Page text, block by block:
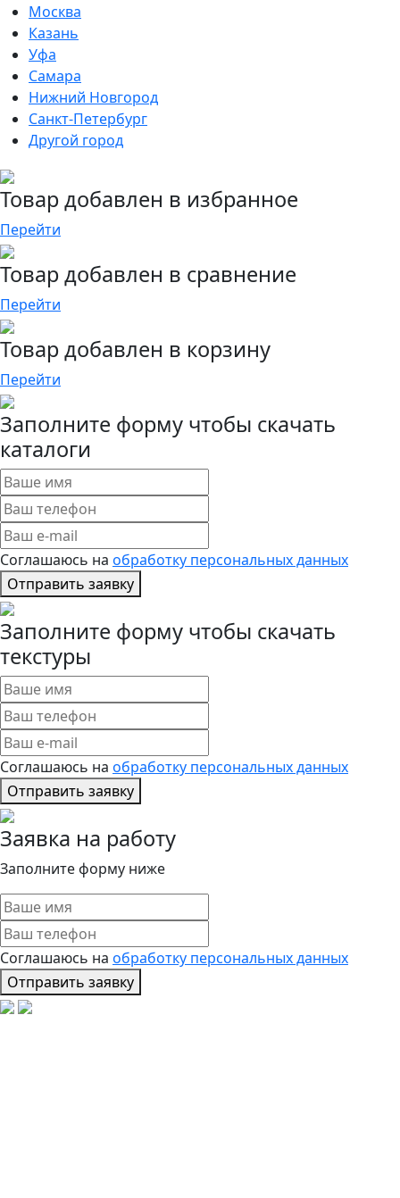
Москва
Казань
Уфа
Самара
Нижний Новгород
Санкт-Петербург
Другой город
Товар добавлен в избранное
Перейти
Товар добавлен в сравнение
Перейти
Товар добавлен в корзину
Перейти
Заполните форму чтобы скачать
каталоги
Соглашаюсь на обработку персональных данных
Отправить заявку
Заполните форму чтобы скачать
текстуры
Соглашаюсь на обработку персональных данных
Отправить заявку
Заявка на работу
Заполните форму ниже
Соглашаюсь на обработку персональных данных
Отправить заявку